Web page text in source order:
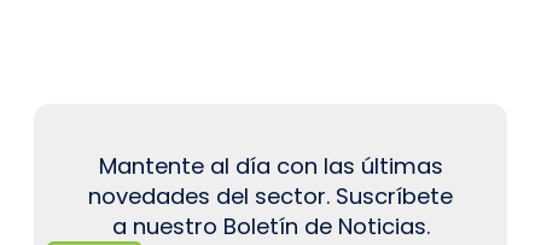
Mantente al día con las últimas
novedades del sector. Suscríbete
a nuestro Boletín de Noticias.